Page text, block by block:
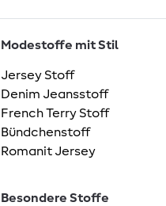
Modestoffe mit Stil
Jersey Stoff
Denim Jeansstoff
French Terry Stoff
Bündchenstoff
Romanit Jersey
Besondere Stoffe